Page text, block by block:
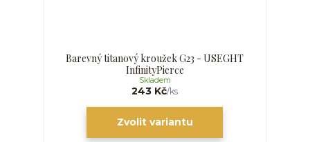
Barevný titanový kroužek G23 - USEGHT
InfinityPierce
243 Kč/ks
Skladem
Zvolit variantu